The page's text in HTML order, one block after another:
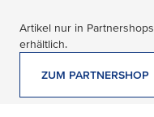
Artikel nur in Partnershops
erhältlich.
ZUM PARTNERSHOP